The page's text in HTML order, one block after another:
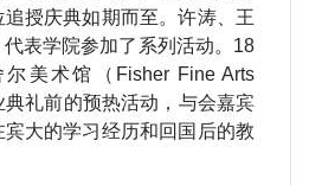
授庆典如期而至。许涛、王
表学院参加了系列活动。18
美术馆（Fisher Fine Arts
典礼前的预热活动，与会嘉宾
大的学习经历和回国后的教